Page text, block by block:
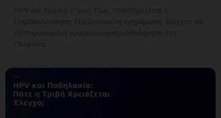
HPV και Χρόνιο Στρες: Πώς Υποστηρίζεται η
Παρακολούθηση; Εξειδικευμένη ενημέρωση, έλεγχος και
εξατομικευμένη γυναικολογική καθοδήγηση στη
Γλυφάδα.